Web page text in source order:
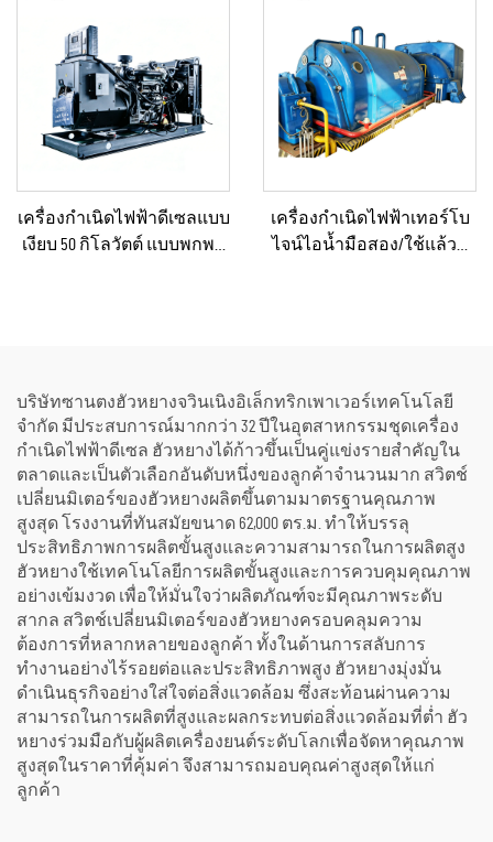
เครื่องกำเนิดไฟฟ้าดีเซลแบบ
เงียบ 50 กิโลวัตต์ แบบพกพา
เครื่องกำเนิดไฟฟ้าเทอร์โบ
ไจน์ไอน้ำมือสอง/ใช้แล้วที่
บริษัทซานตงฮัวหยางจวินเนิงอิเล็กทริกเพาเวอร์เทคโนโลยี
จำกัด มีประสบการณ์มากกว่า 32 ปีในอุตสาหกรรมชุดเครื่อง
กำเนิดไฟฟ้าดีเซล ฮัวหยางได้ก้าวขึ้นเป็นคู่แข่งรายสำคัญใน
ตลาดและเป็นตัวเลือกอันดับหนึ่งของลูกค้าจำนวนมาก สวิตช์
เปลี่ยนมิเตอร์ของฮัวหยางผลิตขึ้นตามมาตรฐานคุณภาพ
สูงสุด โรงงานที่ทันสมัยขนาด 62,000 ตร.ม. ทำให้บรรลุ
ประสิทธิภาพการผลิตขั้นสูงและความสามารถในการผลิตสูง
ฮัวหยางใช้เทคโนโลยีการผลิตขั้นสูงและการควบคุมคุณภาพ
อย่างเข้มงวด เพื่อให้มั่นใจว่าผลิตภัณฑ์จะมีคุณภาพระดับ
สากล สวิตช์เปลี่ยนมิเตอร์ของฮัวหยางครอบคลุมความ
ต้องการที่หลากหลายของลูกค้า ทั้งในด้านการสลับการ
ทำงานอย่างไร้รอยต่อและประสิทธิภาพสูง ฮัวหยางมุ่งมั่น
ดำเนินธุรกิจอย่างใส่ใจต่อสิ่งแวดล้อม ซึ่งสะท้อนผ่านความ
สามารถในการผลิตที่สูงและผลกระทบต่อสิ่งแวดล้อมที่ต่ำ ฮัว
หยางร่วมมือกับผู้ผลิตเครื่องยนต์ระดับโลกเพื่อจัดหาคุณภาพ
สูงสุดในราคาที่คุ้มค่า จึงสามารถมอบคุณค่าสูงสุดให้แก่
ลูกค้า